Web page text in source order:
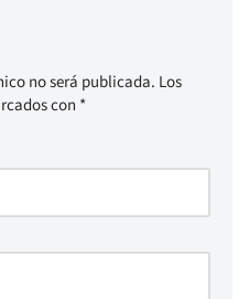
no será publicada. Los
con *